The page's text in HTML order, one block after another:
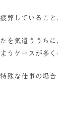
弊しているこ
を気遣ううち
うケースが多く
殊な仕事の場合